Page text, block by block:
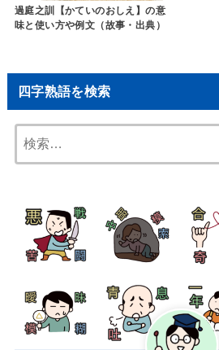
過庭之訓【かていのおしえ】の意
味と使い方や例文（故事・出典）
四字熟語を検索
索: